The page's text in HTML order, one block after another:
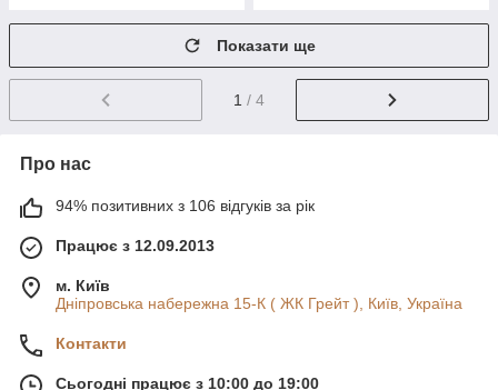
Показати ще
1 / 4
Про нас
94% позитивних з 106 відгуків за рік
Працює з 12.09.2013
м. Київ
Дніпровська набережна 15-К ( ЖК Грейт ), Київ, Україна
Контакти
Сьогодні працює з 10:00 до 19:00